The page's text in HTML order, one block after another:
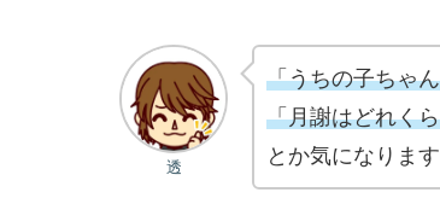
透
「うちの子ちゃ
「月謝はどれく
とか気になります